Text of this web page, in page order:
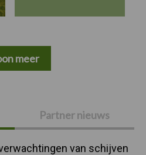
Partner nieuws
van schijven
meer